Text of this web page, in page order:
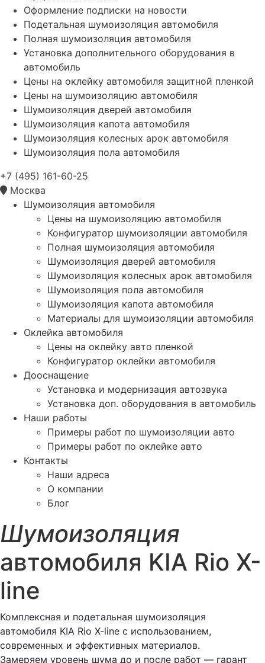
Оформление подписки на новости
Подетальная шумоизоляция автомобиля
Полная шумоизоляция автомобиля
Установка дополнительного оборудования в
автомобиль
Цены на оклейку автомобиля защитной пленкой
Цены на шумоизоляцию автомобиля
Шумоизоляция дверей автомобиля
Шумоизоляция капота автомобиля
Шумоизоляция колесных арок автомобиля
Шумоизоляция пола автомобиля
+7 (495) 161-60-25
Москва
Шумоизоляция автомобиля
Цены на шумоизоляцию автомобиля
Конфигуратор шумоизоляции автомобиля
Полная шумоизоляция автомобиля
Шумоизоляция дверей автомобиля
Шумоизоляция колесных арок автомобиля
Шумоизоляция пола автомобиля
Шумоизоляция капота автомобиля
Материалы для шумоизоляции автомобиля
Оклейка автомобиля
Цены на оклейку авто пленкой
Конфигуратор оклейки автомобиля
Дооснащение
Установка и модернизация автозвука
Установка доп. оборудования в автомобиль
Наши работы
Примеры работ по шумоизоляции авто
Примеры работ по оклейке авто
Контакты
Наши адреса
О компании
Блог
Шумоизоляция
автомобиля KIA Rio X-
line
Комплексная и подетальная шумоизоляция
автомобиля KIA Rio X-line с использованием,
современных и эффективных материалов.
Замеряем уровень шума до и после работ — гарант